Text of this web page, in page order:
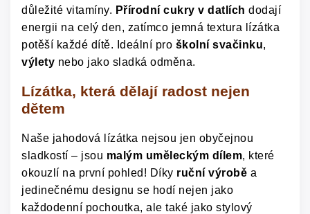
důležité vitamíny. Přírodní cukry v datlích dodají
energii na celý den, zatímco jemná textura lízátka
potěší každé dítě. Ideální pro školní svačinku,
výlety nebo jako sladká odměna.
Lízátka, která dělají radost nejen
dětem
Naše jahodová lízátka nejsou jen obyčejnou
sladkostí – jsou malým uměleckým dílem, které
okouzlí na první pohled! Díky ruční výrobě a
jedinečnému designu se hodí nejen jako
každodenní pochoutka, ale také jako stylový